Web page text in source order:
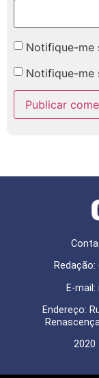
Notifique-me
Notifique-me
E-
Endereço:
2020